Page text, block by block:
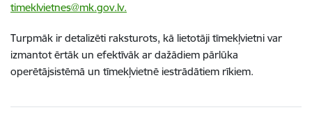
timeklvietnes@mk.gov.lv.
Turpmāk ir detalizēti raksturots, kā lietotāji tīmekļvietni var
izmantot ērtāk un efektīvāk ar dažādiem pārlūka
operētājsistēmā un tīmekļvietnē iestrādātiem rīkiem.